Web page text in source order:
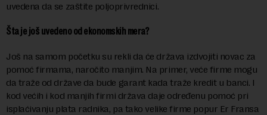
uvedena da se zaštite poljoprivrednici.
Šta je još uvedeno od ekonomskih mera?
Još na samom početku su rekli da će država izdvojiti novac za
pomoć firmama, naročito manjim. Na primer, veće firme mogu
da traže od države da bude garant kada traže kredit u banci. I
kod većih i kod manjih firmi država daje određenu pomoć pri
isplaćivanju plata radnika, pa tako velike firme popur Er Fransa